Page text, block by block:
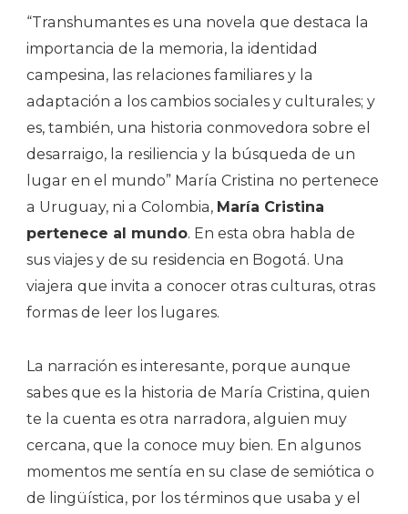
“Transhumantes es una novela que destaca la
importancia de la memoria, la identidad
campesina, las relaciones familiares y la
adaptación a los cambios sociales y culturales; y
es, también, una historia conmovedora sobre el
desarraigo, la resiliencia y la búsqueda de un
lugar en el mundo” María Cristina no pertenece
a Uruguay, ni a Colombia, María Cristina
pertenece al mundo. En esta obra habla de
sus viajes y de su residencia en Bogotá. Una
viajera que invita a conocer otras culturas, otras
formas de leer los lugares.
La narración es interesante, porque aunque
sabes que es la historia de María Cristina, quien
te la cuenta es otra narradora, alguien muy
cercana, que la conoce muy bien. En algunos
momentos me sentía en su clase de semiótica o
de lingüística, por los términos que usaba y el